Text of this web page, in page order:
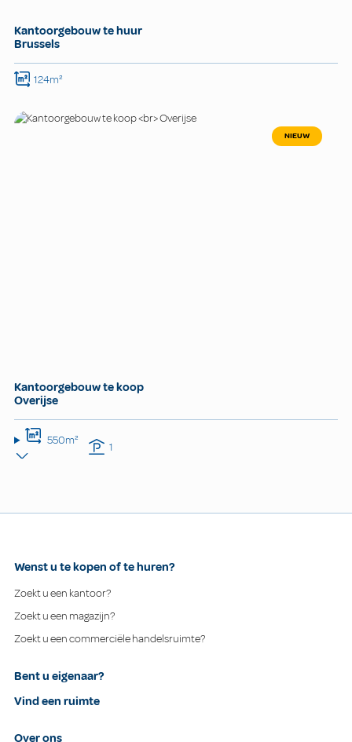
Kantoorgebouw te huur
Brussels
124m²
NIEUW
Kantoorgebouw te koop
Overijse
550m² 1
Wenst u te kopen of te huren?
Zoekt u een kantoor?
Zoekt u een magazijn?
Zoekt u een commerciële handelsruimte?
Bent u eigenaar?
Vind een ruimte
Over ons